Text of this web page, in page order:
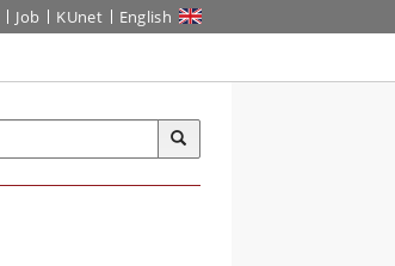
Job KUnet English